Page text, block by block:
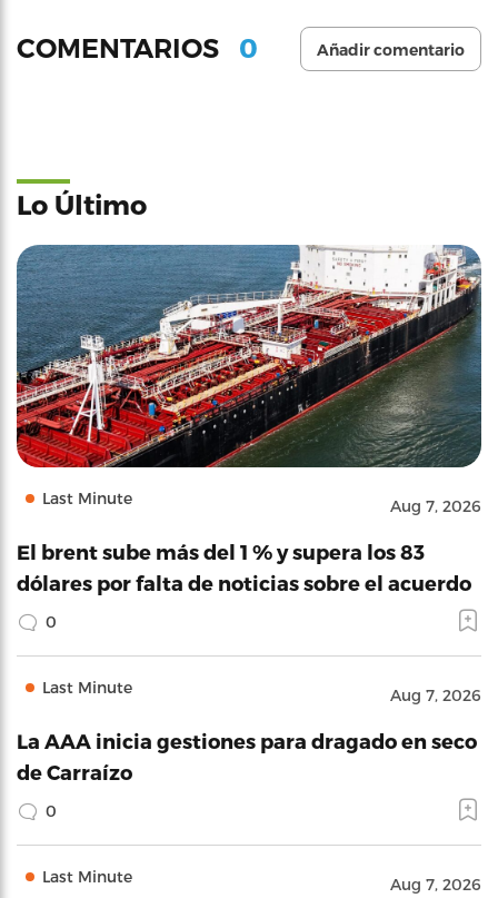
COMENTARIOS 0 Añadir comentario
Lo Último
Last Minute Aug 7, 2026
El brent sube más del 1 % y supera los 83
dólares por falta de noticias sobre el acuerdo
0
Last Minute Aug 7, 2026
La AAA inicia gestiones para dragado en seco
de Carraízo
0
Last Minute Aug 7, 2026